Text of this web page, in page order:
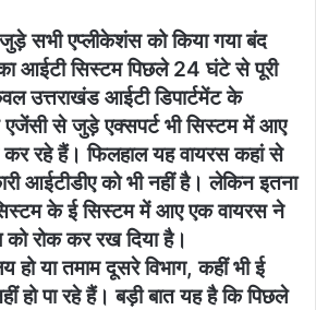
सभी एप्लीकेशंस को किया गया बंद
आईटी सिस्टम पिछले 24 घंटे से पूरी
उत्तराखंड आईटी डिपार्टमेंट के
एजेंसी से जुड़े एक्सपर्ट भी सिस्टम में आए
रहे हैं। फिलहाल यह वायरस कहां से
आईटीडीए को भी नहीं है। लेकिन इतना
के ई सिस्टम में आए एक वायरस ने
रोक कर रख दिया है।
हो या तमाम दूसरे विभाग, कहीं भी ई
पा रहे हैं। बड़ी बात यह है कि पिछले